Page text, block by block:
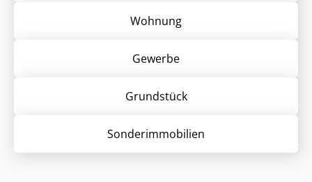
Wohnung
Gewerbe
Grund­stück
Sonder­immobilien